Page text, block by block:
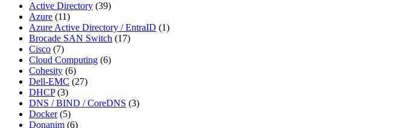
Active Directory (39)
Azure (11)
Azure Active Directory / EntraID (1)
Brocade SAN Switch (17)
Cisco (7)
Cloud Computing (6)
Cohesity (6)
Dell-EMC (27)
DHCP(3)
DNS / BIND / CoreDNS (3)
Docker(5)
Donanim (6)